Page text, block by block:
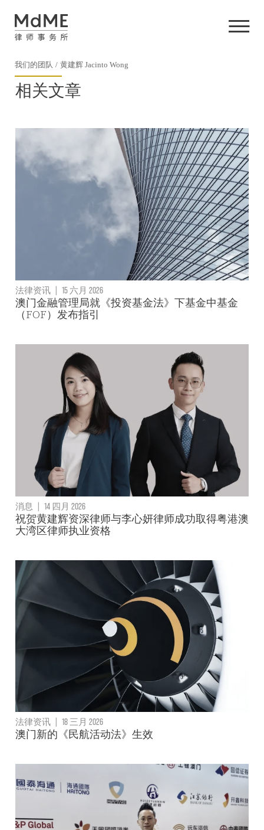
我们的团队 黄建辉 Jacinto Wong
相关文章
法律资讯 | 15 六月 2026
澳门金融管理局就《投资基金法》下基金中基金
（FOF）发布指引
消息 | 14 四月 2026
祝贺黄建辉资深律师与李心妍律师成功取得粤港澳
大湾区律师执业资格
法律资讯 | 18 三月 2026
澳门新的《民航活动法》生效